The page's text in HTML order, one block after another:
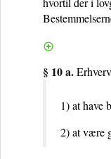
§ 10 a.
1) at have
2) at være